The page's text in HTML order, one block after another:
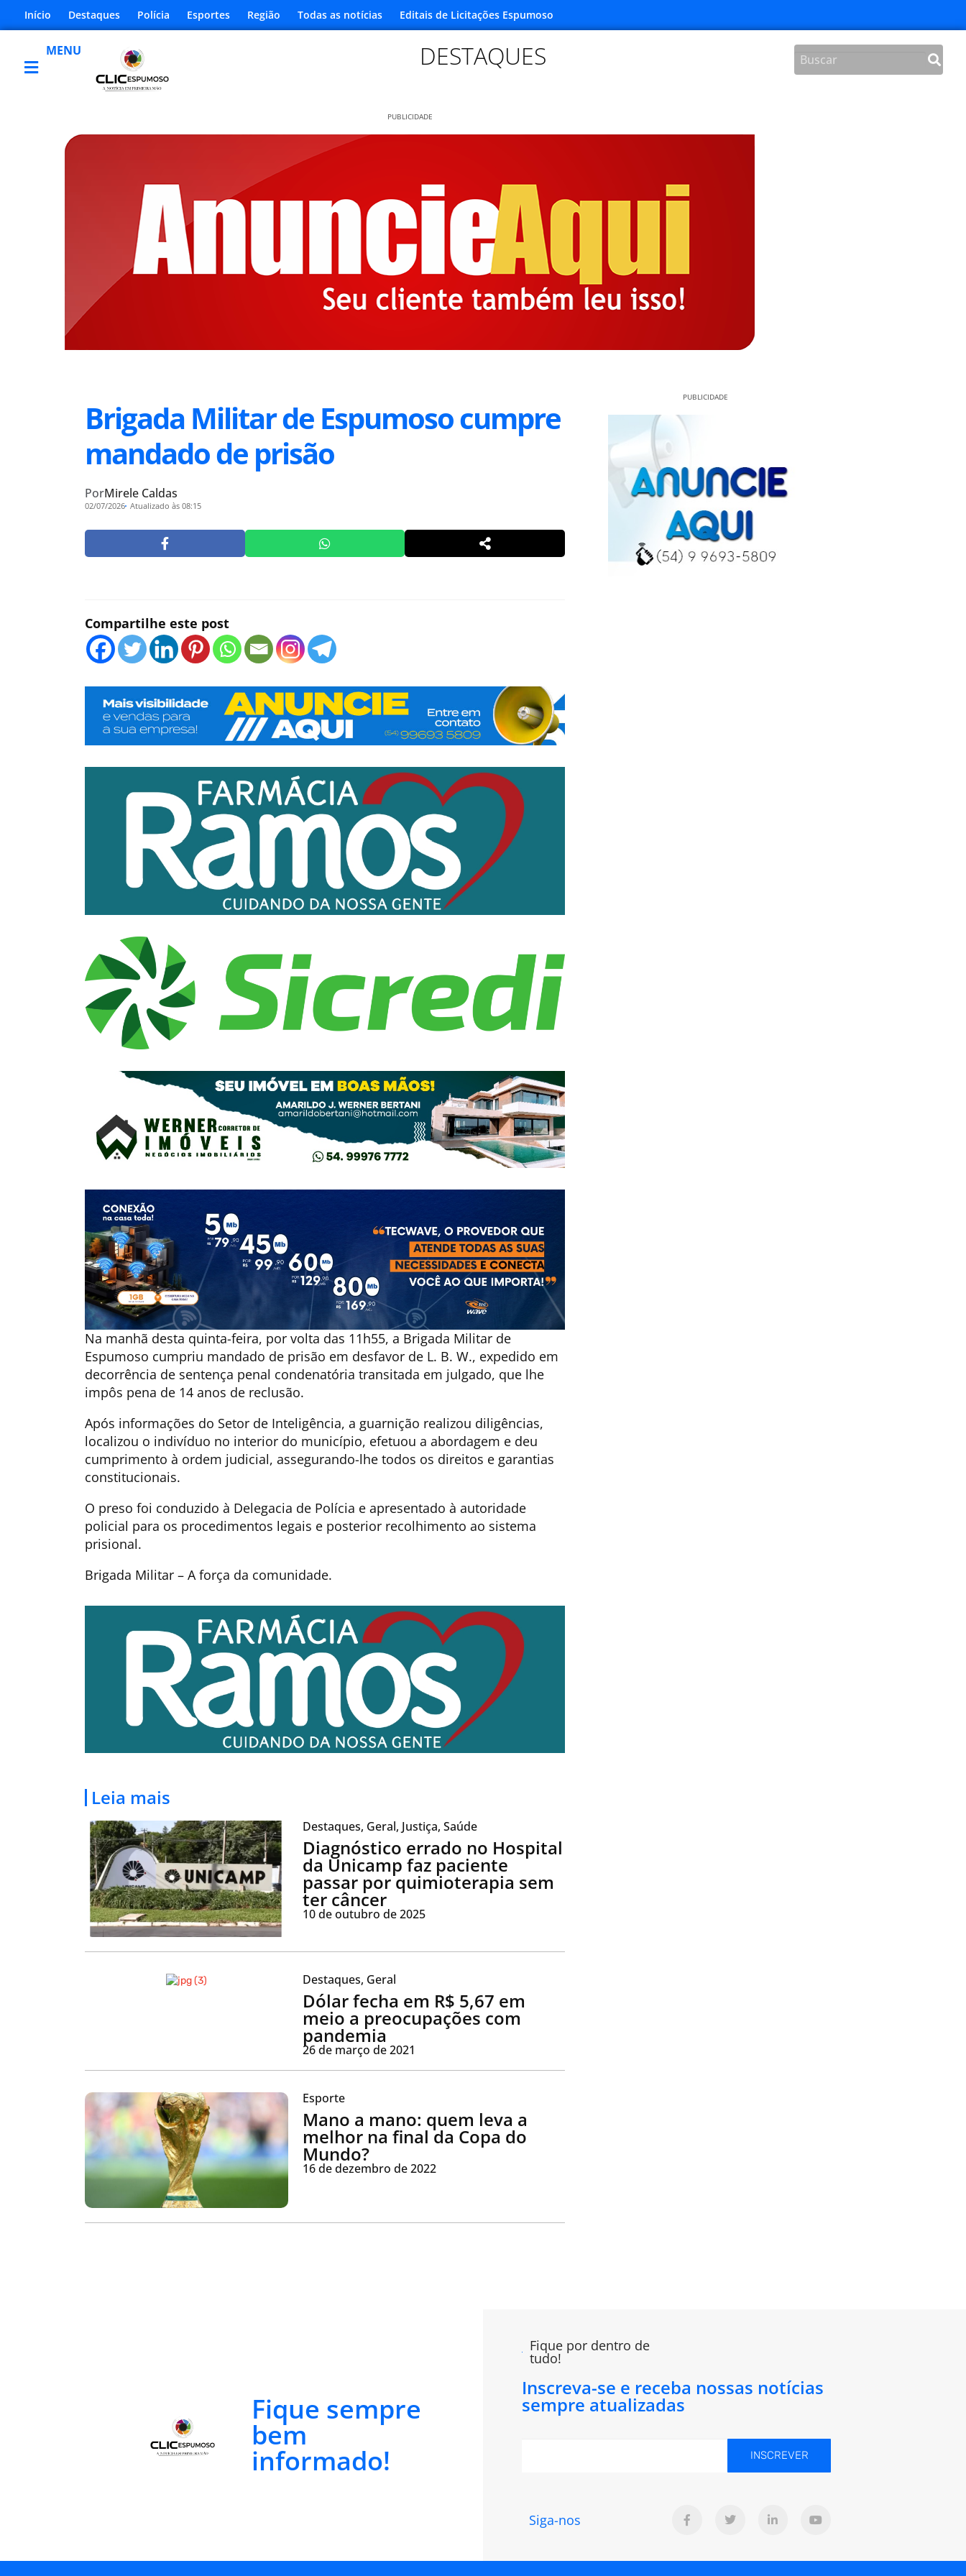
Início Destaques Polícia Esportes Região Todas as notícias Editais de Licitações Espumoso
MENU DESTAQUES
PUBLICIDADE
Brigada Militar de Espumoso cumpre
mandado de prisão
PorMirele Caldas
02/07/2026 Atualizado às 08:15
Compartilhe este post
Na manhã desta quinta-feira, por volta das 11h55, a Brigada Militar de
Espumoso cumpriu mandado de prisão em desfavor de L. B. W., expedido em
decorrência de sentença penal condenatória transitada em julgado, que lhe
impôs pena de 14 anos de reclusão.
Após informações do Setor de Inteligência, a guarnição realizou diligências,
localizou o indivíduo no interior do município, efetuou a abordagem e deu
cumprimento à ordem judicial, assegurando-lhe todos os direitos e garantias
constitucionais.
O preso foi conduzido à Delegacia de Polícia e apresentado à autoridade
policial para os procedimentos legais e posterior recolhimento ao sistema
prisional.
Brigada Militar – A força da comunidade.
Leia mais
Destaques, Geral, Justiça, Saúde
Diagnóstico errado no Hospital
da Unicamp faz paciente
passar por quimioterapia sem
ter câncer
10 de outubro de 2025
Destaques, Geral
Dólar fecha em R$ 5,67 em
meio a preocupações com
pandemia
26 de março de 2021
Esporte
Mano a mano: quem leva a
melhor na final da Copa do
Mundo?
16 de dezembro de 2022
PUBLICIDADE
Fique sempre
bem
informado!
Fique por dentro de
tudo!
Inscreva-se e receba nossas notícias
sempre atualizadas
INSCREVER
Siga-nos